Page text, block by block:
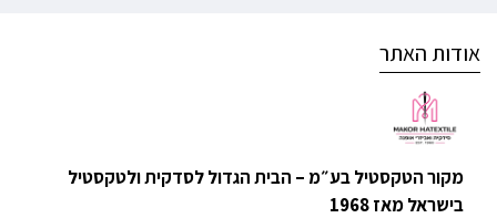
אודות האתר
מקור הטקסטיל בע״מ – הבית הגדול לסדקית ולטקסטיל
בישראל מאז 1968